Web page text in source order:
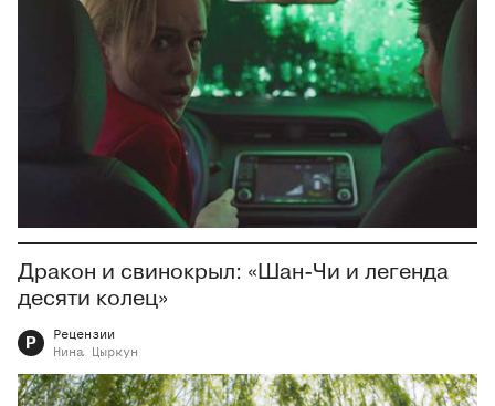
Дракон и свинокрыл: «Шан-Чи и легенда
десяти колец»
Р
Рецензии
Нина
Цыркун